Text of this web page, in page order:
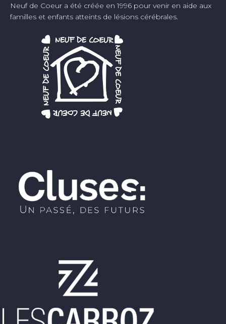
Neuf de Coeur a été créée en 1996 pour venir en aide aux
familles et enfants atteints de lésions cérébrales.